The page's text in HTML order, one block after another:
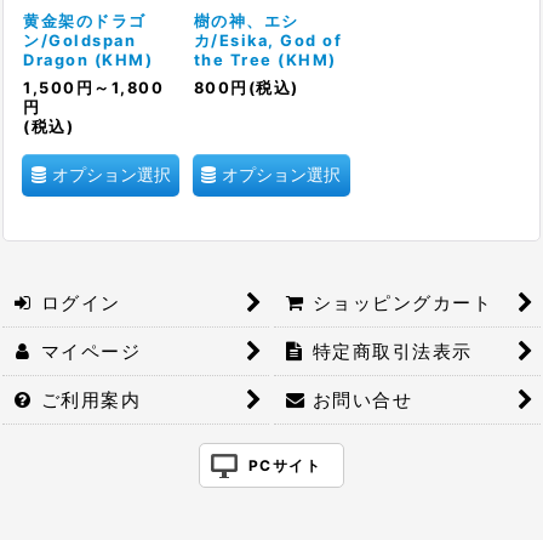
絞り込む
黄金架のドラゴ
ン/Goldspan
Dragon (KHM)
1,500 円 ～1,800
円
(税込)
オプション選択
樹の神、エシ
カ/Esika, God of
the Tree (KHM)
800 円 (税込)
オプション選択
ログイン ショッピングカート
マイページ 特定商取引法表示
ご利用案内 お問い合せ
PCサイト